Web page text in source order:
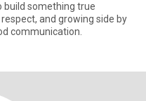
build something true
and growing side by
communication.